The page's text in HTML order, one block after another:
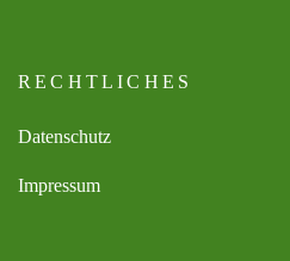
RECHTLICHES
Datenschutz
Impressum